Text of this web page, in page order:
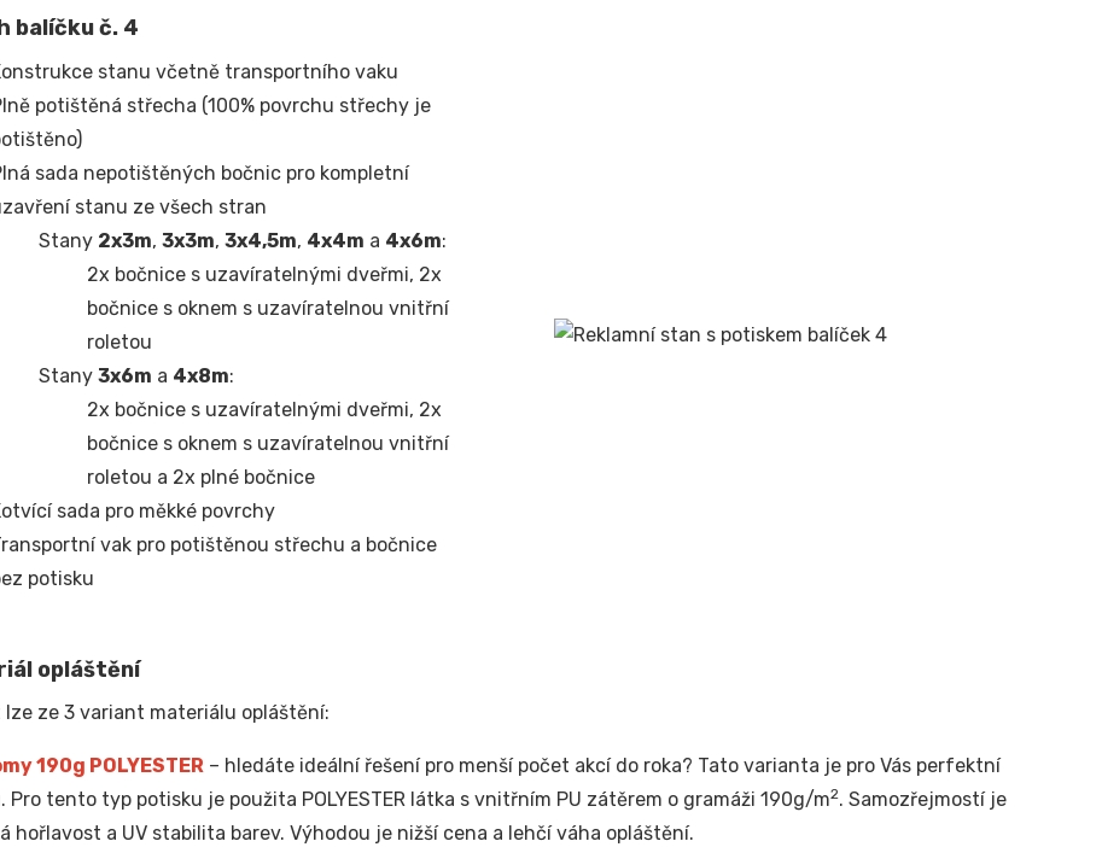
balíčku č. 4
stanu včetně transportního vaku
potištěná střecha (100% povrchu střechy je
sada nepotištěných bočnic pro kompletní
stanu ze všech stran
Stany 2x3m, 3x3m, 3x4,5m, 4x4m a 4x6m:
2x bočnice s uzavíratelnými dveřmi, 2x
bočnice s oknem s uzavíratelnou vnitřní
roletou
Stany 3x6m a 4x8m:
2x bočnice s uzavíratelnými dveřmi, 2x
bočnice s oknem s uzavíratelnou vnitřní
roletou a 2x plné bočnice
sada pro měkké povrchy
vak pro potištěnou střechu a bočnice
potisku
opláštění
lze ze 3 variant materiálu opláštění:
190g POLYESTER– hledáte ideální řešení pro menší počet akcí do roka? Tato varianta je pro Vás perfektní
Pro tento typ potisku je použita POLYESTER látka s vnitřním PU zátěrem o gramáži 190g/m2. Samozřejmostí je
hořlavost a UV stabilita barev. Výhodou je nižší cena a lehčí váha opláštění.